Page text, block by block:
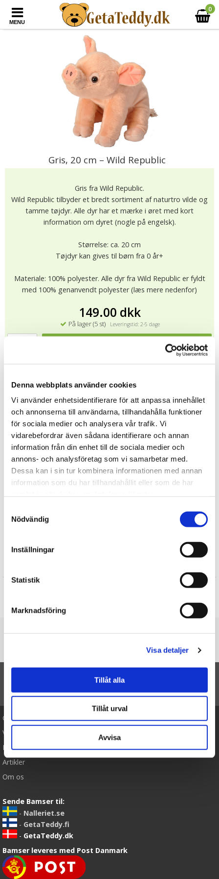
Denna webbplats använder cookies
Vi använder enhetsidentifierare för att anpassa innehållet
och annonserna till användarna, tillhandahålla funktioner
för sociala medier och analysera vår trafik. Vi
vidarebefordrar även sådana identifierare och annan
information från din enhet till de sociala medier och
annons- och analysföretag som vi samarbetar med.
Dessa kan i sin tur kombinera informationen med annan
information som du har tillhandahållit eller som de har
Nödvändig
Inställningar
Statistik
Marknadsföring
Visa detaljer
Tillåt alla
Tillåt urval
Avvisa
MENU
0
Gris, 20 cm – Wild Republic
Gris fra Wild Republic.
Wild Republic tilbyder et bredt sortiment af naturtro vilde og
tamme tøjdyr. Alle dyr har et mærke i øret med kort
information om dyret (nogle på engelsk).
Størrelse: ca. 20 cm
Tøjdyr kan gives til børn fra 0 år+
Materiale: 100% polyester. Alle dyr fra Wild Republic er fyldt
med 100% genanvendt polyester (læs mere nedenfor)
149.00 dkk
På lager (5 st) Leveringstid: 2-5 dage
★★★★★
Alle bamser fra Wild Republic er CE-certificeret og testet i
henhold til EN71 standard (EU-regelsæt for sikkerhedskrav til
legetøj), dvs de indeholder ingen farlige kemikalier, har
egenskaber faste detaljer og er brandhæmmende.
Bamser fra Wild Republic er håndlavede.
Vaskeanvisning: Brug en fugtig klud til at aftørre bamse og
derefter børste dens pels, når bamsen er helt tør.
Du er her
TIL TOP
Cookies
Varemærker
Købsvilkår
Artikler
Om os
Sende Bamser til:
- Nalleriet.se
- GetaTeddy.fi
- GetaTeddy.dk
Bamser leveres med Post Danmark